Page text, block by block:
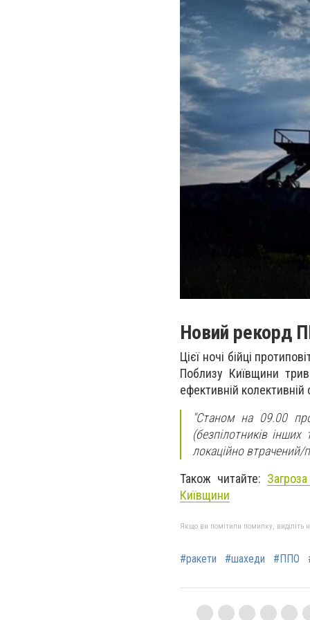
Новий рекорд
Цієї ночі бійці
Поблизу Київщини
ефективній
"Станом на 09.00
(безпілотників
локаційно втрачений/
Також читайте:
Київщини
Якщо ви помітили помилку, виділіть
#ракети #шахеди #ППО